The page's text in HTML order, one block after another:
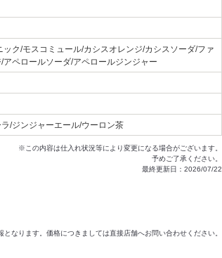
ク/モスコミュール/カシスオレンジ/カシスソーダ/ファ
ペロールソーダ/アペロールジンジャー
/ジンジャーエール/ウーロン茶
※この内容は仕入れ状況等により変更になる場合がございます。
予めご了承ください。
最終更新日：2026/07/22
なります。価格につきましては直接店舗へお問い合わせください。